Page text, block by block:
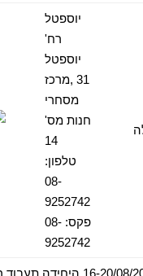
יוספטל
רח'
יוספטל
31 ,מרכז
מסחרי
חנות מס'
14
טלפון:
08-
9252742
פקס: 08-
9252742